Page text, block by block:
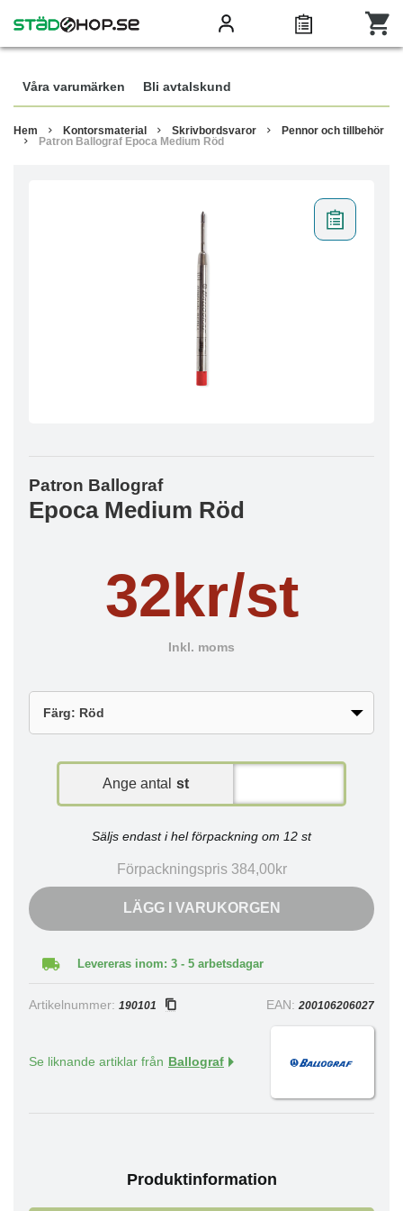
Våra varumärken Bli avtalskund
Hem Kontorsmaterial Skrivbordsvaror
Pennor och tillbehör
Patron Ballograf Epoca Medium Röd
Patron Ballograf
Epoca Medium Röd
32kr/st
Inkl. moms
Ange antal st
Säljs endast i hel förpackning om 12 st
Förpackningspris 384,00kr
LÄGG I VARUKORGEN
Levereras inom: 3 - 5 arbetsdagar
Artikelnummer: 190101 EAN: 200106206027
Se liknande artiklar från Ballograf
Produktinformation